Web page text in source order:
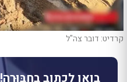
קרדיט: דובר צה"ל
בואו לכתוב בחבּוּרֶה!